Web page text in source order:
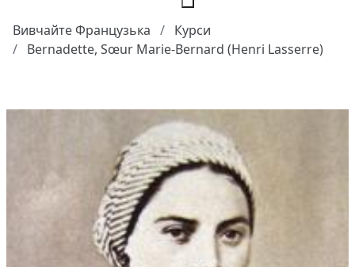
Вивчайте Французька
Курси
Bernadette, Sœur Marie-Bernard (Henri Lasserre)